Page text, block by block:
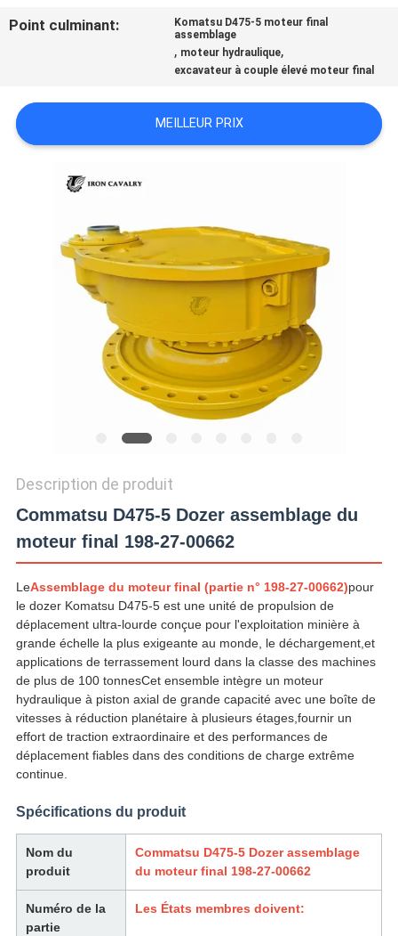
NOUVELLES
LES
CAS
DEMANDE
DE
SOUMISSION
SITEMAP
POLITIQUE
CONFIDENTIALITÉ
Point culminant:
Komatsu D475-5 moteur final
assemblage
, moteur hydraulique,
excavateur à couple élevé moteur final
MEILLEUR PRIX
Description de produit
Commatsu D475-5 Dozer assemblage du
moteur final 198-27-00662
LeAssemblage du moteur final (partie n° 198-27-00662)pour
le dozer Komatsu D475-5 est une unité de propulsion de
déplacement ultra-lourde conçue pour l'exploitation minière à
grande échelle la plus exigeante au monde, le déchargement,et
applications de terrassement lourd dans la classe des machines
de plus de 100 tonnesCet ensemble intègre un moteur
hydraulique à piston axial de grande capacité avec une boîte de
vitesses à réduction planétaire à plusieurs étages,fournir un
effort de traction extraordinaire et des performances de
déplacement fiables dans des conditions de charge extrême
continue.
Spécifications du produit
Nom du
produit
Commatsu D475-5 Dozer assemblage
du moteur final 198-27-00662
Numéro de la
partie
Les États membres doivent: